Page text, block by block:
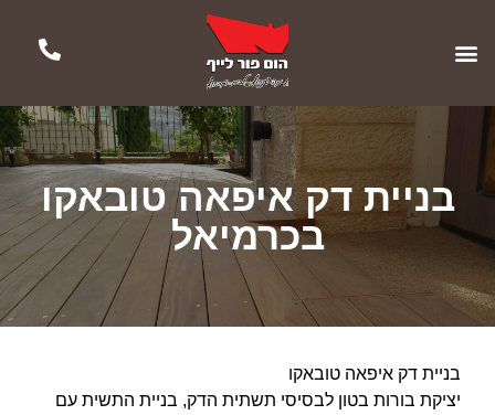
בניית דק איפאה טובאקו
בכרמיאל
בניית דק איפאה טובאקו
יציקת בורות בטון לבסיסי תשתית הדק, בניית התשית עם